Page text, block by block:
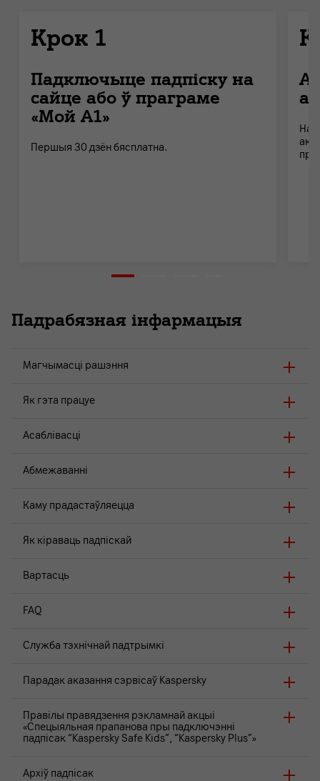
Крок 1
Падключыце падпіску на
сайце або ў праграме
«Мой А1»
Першыя 30 дзён бясплатна.
На
Падрабязная інфармацыя
Магчымасці рашэння
Як гэта працуе
Асаблівасці
Абмежаванні
Каму прадастаўляецца
Як кіраваць падпіскай
Вартасць
FAQ
Служба тэхнічнай падтрымкі
Парадак аказання сэрвісаў Kaspersky
Правілы правядзення рэкламнай акцыі
«Спецыяльная прапанова пры падключэнні
падпісак “Kaspersky Safe Kids”, “Kaspersky Plus”»
Архіў падпісак